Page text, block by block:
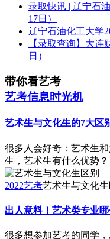
录取快讯 | 辽宁石
17日）
辽宁石油化工大学
【录取查询】大连
日）
带你看艺考
艺考信息时光机
艺术生与文化生的7大区
很多人会好奇：艺术生
生，艺术生有什么优势
2022艺考艺术生与文化生
出人意料！艺术类专业
很多想参加艺考的同学